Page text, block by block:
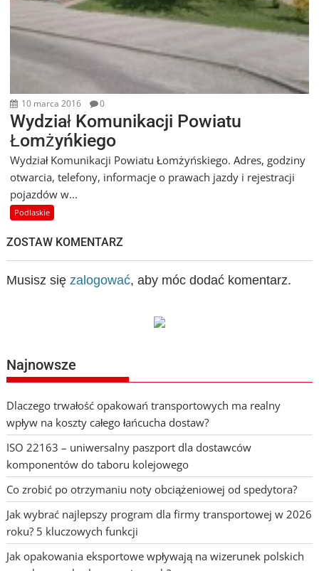
10 marca 2016 0
Wydział Komunikacji Powiatu
Łomżyńkiego
Wydział Komunikacji Powiatu Łomżyńskiego. Adres, godziny
otwarcia, telefony, informacje o prawach jazdy i rejestracji
pojazdów w...
Podlaskie
ZOSTAW KOMENTARZ
Musisz się zalogować, aby móc dodać komentarz.
Najnowsze
Dlaczego trwałość opakowań transportowych ma realny
wpływ na koszty całego łańcucha dostaw?
ISO 22163 – uniwersalny paszport dla dostawców
komponentów do taboru kolejowego
Co zrobić po otrzymaniu noty obciążeniowej od spedytora?
Jak wybrać najlepszy program dla firmy transportowej w 2026
roku? 5 kluczowych funkcji
Jak opakowania eksportowe wpływają na wizerunek polskich